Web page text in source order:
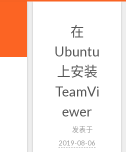
在
Ubuntu
上安装
TeamVi
ewer
发表于
2019-08-06